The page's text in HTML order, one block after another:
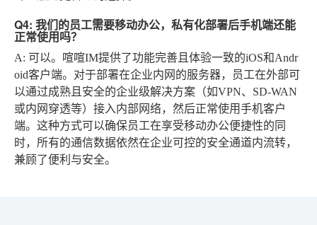
Q4: 我们的员工需要移动办公，私有化部署后手机端还能
正常使用吗？
A: 可以。喧喧IM提供了功能完善且体验一致的iOS和Andr
oid客户端。对于部署在企业内网的服务器，员工在外部可
以通过成熟且安全的企业级解决方案（如VPN、SD-WAN
或内网穿透等）接入内部网络，然后正常使用手机客户
端。这种方式可以确保员工在享受移动办公便捷性的同
时，所有的通信数据依然在企业可控的安全通道内流转，
兼顾了便利与安全。